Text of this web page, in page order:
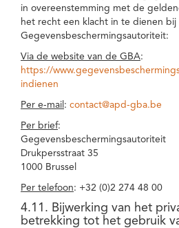
in overeenstemming met de
het recht een klacht in te dienen bij
Gegevensbeschermingsautoriteit:
Via de website van de GBA:
https://
indienen
Per e-mail : contact@apd-gba.be
Per brief:
Gegevensbeschermingsautoriteit
Drukpersstraat 35
1000 Brussel
Per telefoon: +32 (0)2 274 48 00
4.11. Bijwerking van het
betrekking tot het gebruik